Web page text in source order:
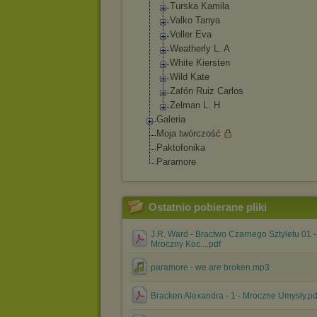
Turska Kamila
Valko Tanya
Voller Eva
Weatherly L. A
White Kiersten
Wild Kate
Zafón Ruiz Carlos
Zelman L. H
Galeria
Moja twórczość
Paktofonika
Paramore
Ostatnio pobierane pliki
J.R. Ward - Bractwo Czarnego Sztyletu 01 -
Mroczny Koc....pdf
paramore - we are broken.mp3
Bracken Alexandra - 1 - Mroczne